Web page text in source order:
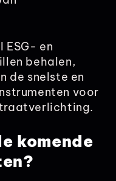
ESG- en
behalen,
de snelste en
voor
komende